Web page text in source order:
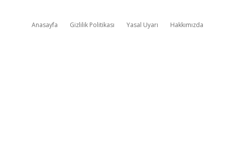
Anasayfa Gizlilik Politikası Yasal Uyarı Hakkımızda